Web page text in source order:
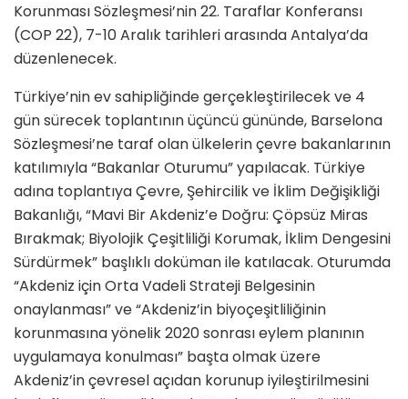
Korunması Sözleşmesi’nin 22. Taraflar Konferansı
(COP 22), 7-10 Aralık tarihleri arasında Antalya’da
düzenlenecek.
Türkiye’nin ev sahipliğinde gerçekleştirilecek ve 4
gün sürecek toplantının üçüncü gününde, Barselona
Sözleşmesi’ne taraf olan ülkelerin çevre bakanlarının
katılımıyla “Bakanlar Oturumu” yapılacak. Türkiye
adına toplantıya Çevre, Şehircilik ve İklim Değişikliği
Bakanlığı, “Mavi Bir Akdeniz’e Doğru: Çöpsüz Miras
Bırakmak; Biyolojik Çeşitliliği Korumak, İklim Dengesini
Sürdürmek” başlıklı doküman ile katılacak. Oturumda
“Akdeniz için Orta Vadeli Strateji Belgesinin
onaylanması” ve “Akdeniz’in biyoçeşitliliğinin
korunmasına yönelik 2020 sonrası eylem planının
uygulamaya konulması” başta olmak üzere
Akdeniz’in çevresel açıdan korunup iyileştirilmesini